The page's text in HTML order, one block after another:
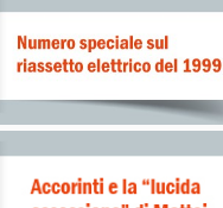
isolate le stesse